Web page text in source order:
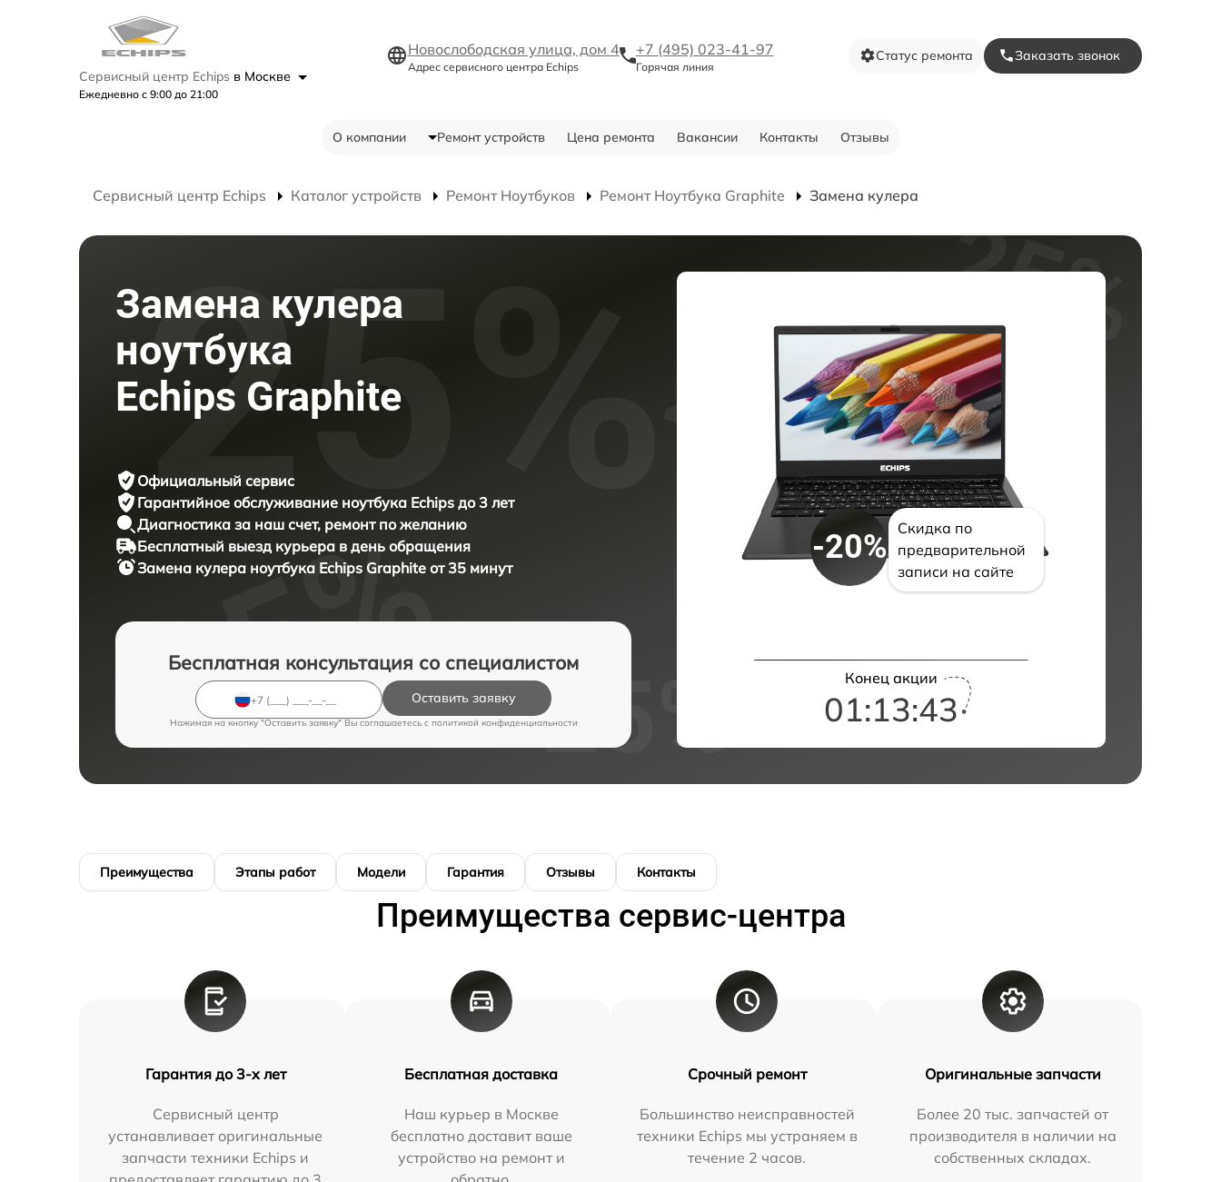
Сервисный центр Echips в Москве
Ежедневно с 9:00 до 21:00
Новослободская улица, дом 4
Адрес сервисного центра Echips
+7 (495) 023-41-97
Горячая линия
Статус ремонта Заказать звонок
О компании Ремонт устройств Цена ремонта Вакансии Контакты Отзывы
Сервисный центр Echips Каталог устройств Ремонт Ноутбуков Ремонт Ноутбука Graphite Замена кулера
Замена кулера
ноутбука
Echips Graphite
Официальный сервис
Гарантийное обслуживание ноутбука Echips до 3 лет
Диагностика за наш счет, ремонт по желанию
Бесплатный выезд курьера в день обращения
Замена кулера ноутбука Echips Graphite от 35 минут
Бесплатная консультация со специалистом
Оставить заявку
Нажимая на кнопку "Оставить заявку" Вы соглашаетесь c политикой конфиденциальности
-20%
Скидка по
предварительной
записи на сайте
Конец акции
01:13:42
Преимущества Этапы работ Модели Гарантия Отзывы Контакты
Преимущества сервис-центра
Гарантия до 3-х лет
Сервисный центр
устанавливает оригинальные
запчасти техники Echips и
Бесплатная доставка
Наш курьер в Москве
бесплатно доставит ваше
устройство на ремонт и
Срочный ремонт
Большинство неисправностей
техники Echips мы устраняем в
течение 2 часов.
Оригинальные запчасти
Более 20 тыс. запчастей от
производителя в наличии на
собственных складах.